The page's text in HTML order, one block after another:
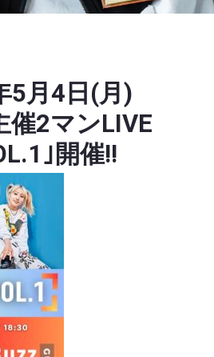
5月4日(月)
催2マンLIVE
｣開催!!